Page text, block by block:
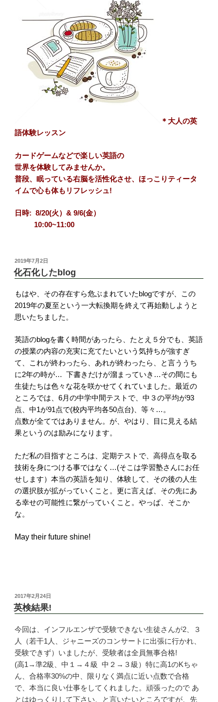
＊大人の英
語体験レッスン
カードゲームなどで楽しい英語の
世界を体験してみませんか。
普段、眠っている右脳を活性化させ、ほっこりティータ
イムで心も体もリフレッシュ!
日時: 8/20(火）& 9/6(金）
10:00~11:00
投
稿
日:
2019年7月2日
化石化したblog
もはや、その存在すら危ぶまれていたblogですが、この
2019年の夏至という一大転換期を終えて再始動しようと
思いたちました。
英語のblogを書く時間があったら、たとえ５分でも、英語
の授業の内容の充実に充てたいという気持ちが強すぎ
て、これが終わったら、あれが終わったら、と言ううち
に2年の時が… 下書きだけが溜まっていき…その間にも
生徒たちは色々な花を咲かせてくれていました。最近の
ところでは、6月の中学中間テストで、中３の平均が93
点、中1が91点で(校内平均各50点台)、等々…。
点数が全てではありません。が、やはり、目に見える結
果というのは励みになります。
ただ私の目指すところは、定期テストで、高得点を取る
技術を身につける事ではなく…(そこは学習塾さんにお任
せします）本当の英語を知り、体験して、その後の人生
の選択肢が拡がっていくこと。更に言えば、その先にあ
る幸せの可能性に繋がっていくこと。やっぱ、そこか
な。
May their future shine!
投
稿
日:
2017年2月24日
英検結果!
今回は、インフルエンザで受験できない生徒さんが2、３
人（若干1人、ジャニーズのコンサートに出張に行かれ、
受験できず）いましたが、受験者は全員無事合格!
(高1→準2級、中１→４級 中２→３級）特に高1のKちゃ
ん、合格率30%の中、限りなく満点に近い点数で合格
で、本当に良い仕事をしてくれました。頑張ったので あ
とはゆっくりして下さい、と言いたいところですが、先